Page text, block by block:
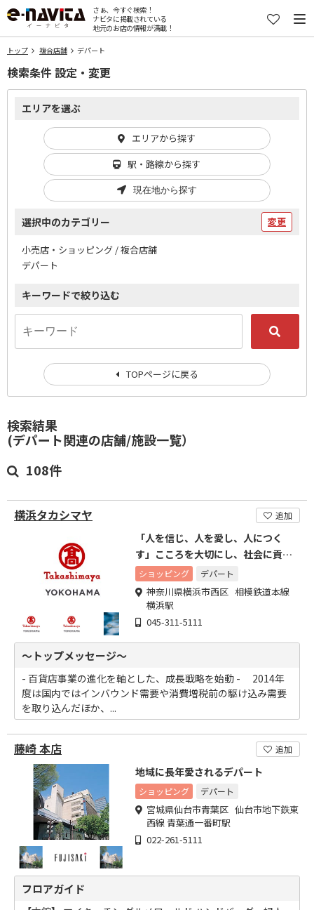
さぁ、今すぐ検索！
ナビタに掲載されている
地元のお店の情報が満載！
トップ 複合店舗 デパート
検索結果
(デパート関連の店舗/施設一覧）
108件
横浜タカシマヤ 追加
「人を信じ、人を愛し、人につく
す」こころを大切にし、社会に貢献
します。
ショッピング デパート
神奈川県横浜市西区 相模鉄道本線
横浜駅
045-311-5111
～トップメッセージ～
- 百貨店事業の進化を軸とした、成長戦略を始動 - 2014年
度は国内ではインバウンド需要や消費増税前の駆け込み需要
を取り込んだほか、...
藤崎 本店 追加
地域に長年愛されるデパート
ショッピング デパート
宮城県仙台市青葉区 仙台市地下鉄東
西線 青葉通一番町駅
022-261-5111
フロアガイド
検索条件 設定・変更
エリアを選ぶ
エリアから探す
駅・路線から探す
現在地から探す
選択中のカテゴリー 変更
小売店・ショッピング / 複合店舗
デパート
キーワードで絞り込む
TOPページに戻る